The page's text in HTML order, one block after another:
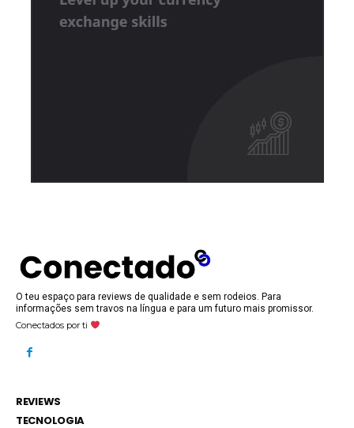
O teu espaço para reviews de qualidade e sem rodeios. Para
informações sem travos na língua e para um futuro mais promissor.
Conectados por ti
REVIEWS
TECNOLOGIA